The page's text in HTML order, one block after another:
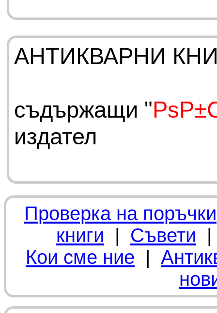
АНТИКВАРНИ
съдържащи "
издател
Проверка на поръчки
книги | Съвети
Кои сме ние |